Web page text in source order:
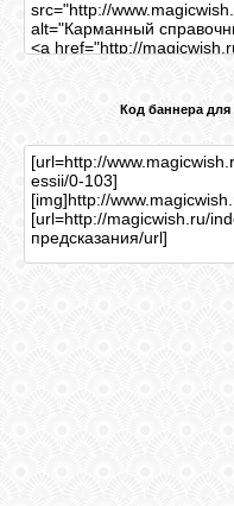
Код баннера